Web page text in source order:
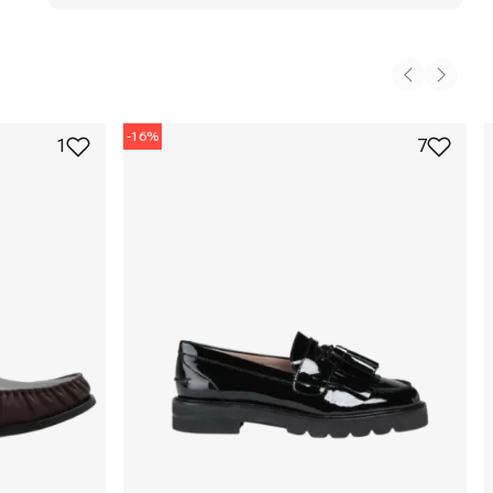
1 -16% 7